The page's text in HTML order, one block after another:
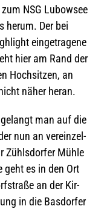
NSG Lubow­see
herum. Der bei
ein­ge­tra­gene
hier am Rand der
Hoch­sit­zen, an
näher heran.
man auf die
nun an ver­ein­zel­
Zühls­dor­fer Mühle
es in den Ort
an der Kir­
in die Bas­dor­fer